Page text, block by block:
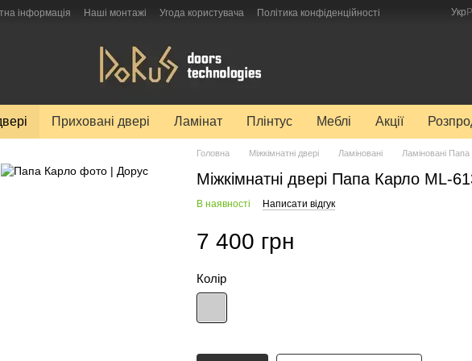
інформація Наші монтажі Угода користувача Політика конфіденційності Укр
Приховані двері Ламінат Плінтус Меблі Акції
Головна Міжкімнатні двері Ламіновані Ламіновані
Міжкімнатні двері Папа Карло ML-
В наявності Написати відгук
7 400 грн
Колір